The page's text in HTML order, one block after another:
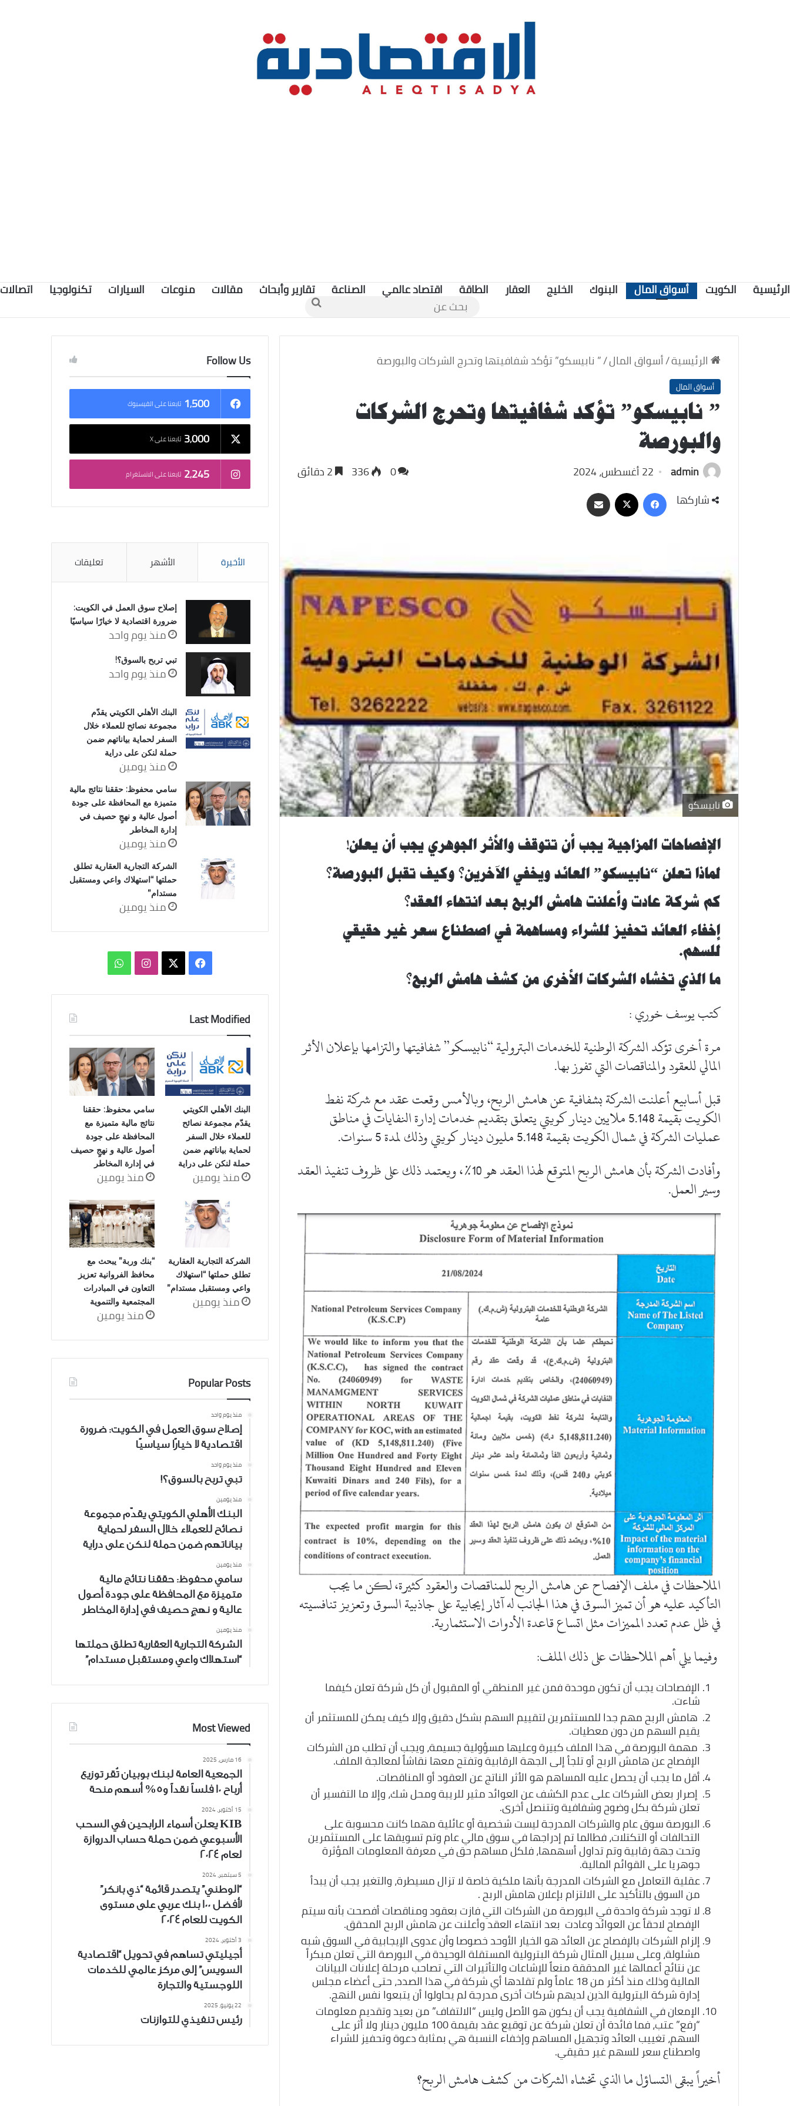
الرئيسية الكويت أسواق المال البنوك الخليج العقار الطاقة اقتصاد عالمي الصناعة تقارير وأبحاث مقالات منوعات السيارات تكنولوجيا اتصالات
بحث
عن
الرئيسية/أسواق المال/” نابيسكو” تؤكد شفافيتها وتحرج الشركات والبورصة
أسواق المال
” نابيسكو” تؤكد شفافيتها وتحرج الشركات
والبورصة
admin 22 أغسطس، 2024 0
336
شاركها
فيسبوك
‫X مشاركة
عبر
نابيسكو
الإفصاحات المزاجية يجب أن تتوقف والأثر الجوهري يجب أن يعلن!
لماذا تعلن “نابيسكو” العائد ويخفي الآخرين؟ وكيف تقبل البورصة؟
كم شركة عادت وأعلنت هامش الربح بعد انتهاء العقد؟
إخفاء العائد تحفيز للشراء ومساهمة في اصطناع سعر غير حقيقي
للسهم.
ما الذي تخشاه الشركات الأخرى من كشف هامش الربح؟
كتب يوسف خوري :
مرة أخرى تؤكد الشركة الوطنية للخدمات البترولية “نابيسكو” شفافيتها والتزامها بإعلان الأثر
المالي للعقود والمناقصات التي تفوز بها.
قبل أسابيع أعلنت الشركة بشفافية عن هامش الربح، وبالأمس وقعت عقد مع شركة نفط
الكويت بقيمة 5.148 ملايين دينار كويتي يتعلق بتقديم خدمات إدارة النفايات في مناطق
عمليات الشركة في شمال الكويت بقيمة 5.148 مليون دينار كويتي وذلك لمدة 5 سنوات.
وأفادت الشركة بأن هامش الربح المتوقع لهذا العقد هو 10%، ويعتمد ذلك على ظروف تنفيذ العقد
وسير العمل.
الملاحظات في ملف الإفصاح عن هامش الربح للمناقصات والعقود كثيرة، لكن ما يجب
التأكيد عليه هو أن تميز السوق في هذا الجانب له آثار إيجابية على جاذبية السوق وتعزيز تنافسيته
في ظل عدم تعدد المميزات مثل اتساع قاعدة الأدوات الاستثمارية.
وفيما يلي أهم الملاحظات على ذلك الملف:
الإفصاحات يجب أن تكون موحدة فمن غير المنطقي أو المقبول أن كل شركة تعلن كيفما
شاءت.
هامش الربح مهم جدا للمستثمرين لتقييم السهم بشكل دقيق وإلا كيف يمكن للمستثمر أن
يقيم السهم من دون معطيات.
مهمة البورصة في هذا الملف كبيرة وعليها مسؤولية جسيمة، ويجب أن تطلب من الشركات
الإفصاح عن هامش الربح أو تلجأ إلى الجهة الرقابية وتفتح معها نقاشاً لمعالجة الملف.
أقل ما يجب أن يحصل عليه المساهم هو الأثر الناتج عن العقود أو المناقصات.
إصرار بعض الشركات على عدم الكشف عن العوائد مثير للريبة ومحل شك، وإلا ما التفسير أن
تعلن شركة بكل وضوح وشفافية وتتنصل أخرى.
البورصة سوق عام والشركات المدرجة ليست شخصية أو عائلية مهما كانت محسوبة على
التحالفات أو التكتلات، فطالما تم إدراجها في سوق مالي عام وتم تسويقها على المستثمرين
وتحت جهة رقابية وتم تداول أسهمها، فلكل مساهم حق في معرفة المعلومات المؤثرة
جوهريا على القوائم المالية.
عقلية التعامل مع الشركات المدرجة بأنها ملكية خاصة لا تزال مسيطرة، والتغير يجب أن يبدأ
من السوق بالتأكيد على الالتزام بإعلان هامش الربح .
لا توجد شركة واحدة في البورصة من الشركات التي فازت بعقود ومناقصات أفصحت بأنه سيتم
الإفصاح لاحقاً عن العوائد وعادت بعد انتهاء العقد وأعلنت عن هامش الربح المحقق.
إلزام الشركات بالإفصاح عن العائد هو الخيار الأوحد خصوصا وأن عدوى الإيجابية في السوق شبه
مشلولة، وعلى سبيل المثال شركة البترولية المستقلة الوحيدة في البورصة التي تعلن مبكراً
عن نتائج أعمالها غير المدققة منعاً للإشاعات والتأثيرات التي تصاحب مرحلة إعلانات البيانات
المالية وذلك منذ أكثر من 18 عاماً ولم تقلدها أي شركة في هذا الصدد، حتى أعضاء مجلس
إدارة شركة البترولية الذين لديهم شركات أخرى مدرجة لم يحاولوا أن يتبعوا نفس النهج.
الإمعان في الشفافية يجب أن يكون هو الأصل وليس “الالتفاف” من بعيد وتقديم معلومات
“رفع” عتب، فما فائدة أن تعلن شركة عن توقيع عقد بقيمة 100 مليون دينار ولا أثر على
السهم، تغييب العائد وتجهيل المساهم وإخفاء النسبة هي بمثابة دعوة وتحفيز للشراء
واصطناع سعر للسهم غير حقيقي.
أخيراً يبقى التساؤل ما الذي تخشاه الشركات من كشف هامش الربح؟
Follow Us
1٬500 تابعنا على الفيسبوك
3٬000 تابعنا على X
2٬245 تابعنا على الانستغرام
الأخيرة الأشهر تعليقات
إصلاح سوق العمل في الكويت:
ضرورة اقتصادية لا خيارًا سياسيًا
منذ يوم واحد
تبي تربح بالسوق؟!
منذ يوم واحد
البنك الأهلي الكويتي يقدّم
مجموعة نصائح للعملاء خلال
السفر لحماية بياناتهم ضمن
حملة لنكن على دراية
منذ يومين
سامي محفوظ: حققنا نتائج مالية
متميزة مع المحافظة على جودة
أصول عالية و نهجٍ حصيف في
إدارة المخاطر
منذ يومين
الشركة التجارية العقارية تطلق
حملتها “استهلاك واعي ومستقبل
مستدام”
منذ يومين
فيسبوك انستقرامواتساب
Last Modified
البنك الأهلي الكويتي
يقدّم مجموعة نصائح
للعملاء خلال السفر
لحماية بياناتهم ضمن
حملة لنكن على دراية
منذ يومين
سامي محفوظ: حققنا
نتائج مالية متميزة مع
المحافظة على جودة
أصول عالية و نهجٍ حصيف
في إدارة المخاطر
منذ يومين
الشركة التجارية العقارية
تطلق حملتها “استهلاك
واعي ومستقبل مستدام”
منذ يومين
“بنك وربة” يبحث مع
محافظ الفروانية تعزيز
التعاون في المبادرات
المجتمعية والتنموية
منذ يومين
Popular Posts
منذ يوم واحد
إصلاح سوق العمل في الكويت: ضرورة
اقتصادية لا خيارًا سياسيًا
منذ يوم واحد
تبي تربح بالسوق؟!
منذ يومين
البنك الأهلي الكويتي يقدّم مجموعة
نصائح للعملاء خلال السفر لحماية
بياناتهم ضمن حملة لنكن على دراية
منذ يومين
سامي محفوظ: حققنا نتائج مالية
متميزة مع المحافظة على جودة أصول
عالية و نهجٍ حصيف في إدارة المخاطر
منذ يومين
الشركة التجارية العقارية تطلق حملتها
“استهلاك واعي ومستقبل مستدام”
Most Viewed
16 مارس، 2025
الجمعية العامة لبنك بوبيان تُقر توزيع
أرباح 10 فلساً نقداً و5% أسهم منحة
15 أكتوبر، 2024
KIB يعلن أسماء الرابحين في السحب
الأسبوعي ضمن حملة حساب الدروازة
لعام 2024
5 سبتمبر، 2024
“الوطني” يتصدر قائمة “ذي بانكر”
لأفضل 100 بنك عربي على مستوى
الكويت للعام 2024
3 أكتوبر، 2024
أجيليتي تساهم في تحويل “اقتصادية
السويس” إلى مركز عالمي للخدمات
اللوجستية والتجارة
22 يونيو، 2025
رئيس تنفيذي للتوازنات